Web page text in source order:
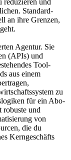
reduzieren und
Standard-
an ihre Grenzen,
Agentur. Sie
(APIs) und
Tool-
aus einem
zu
für ein Abo-
robuste und
von
die du
Kerngeschäfts